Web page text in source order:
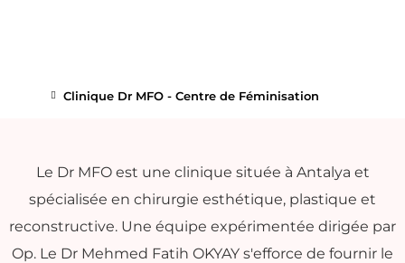
Clinique Dr MFO - Centre de Féminisation
Le Dr MFO est une clinique située à Antalya et
spécialisée en chirurgie esthétique, plastique et
reconstructive. Une équipe expérimentée dirigée par
Op. Le Dr Mehmed Fatih OKYAY s'efforce de fournir le